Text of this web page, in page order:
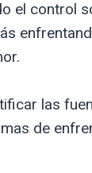
el control
las
de